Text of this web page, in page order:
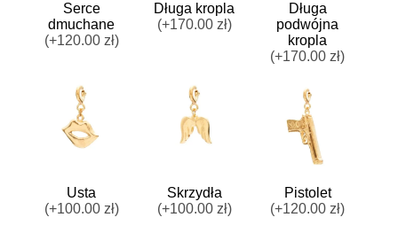
Serce
dmuchane
(+120.00 zł)
Długa kropla
(+170.00 zł)
Długa
podwójna
kropla
(+170.00 zł)
Usta
(+100.00 zł)
Skrzydła
(+100.00 zł)
Pistolet
(+120.00 zł)